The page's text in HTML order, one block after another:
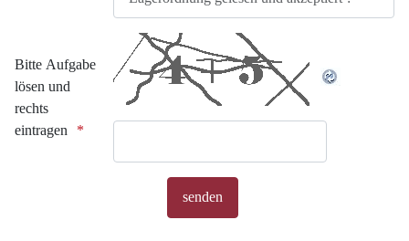
Honeypot, bitte lassen Sie dieses Feld leer
Bitte Aufgabe
lösen und
rechts
eintragen